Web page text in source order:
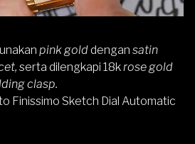
pink golddengan satin
serta dilengkapi 18krose gold
clasp.
Finissimo Sketch Dial Automatic